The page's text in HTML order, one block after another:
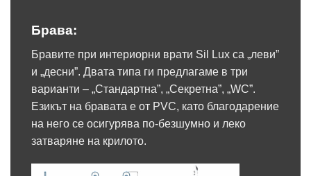
Брава:
Бравите при интериорни врати Sil Lux са „леви”
и „десни”. Двата типа ги предлагаме в три
варианти – „Стандартна”, „Секретна”, „WC”.
Езикът на бравата е от PVC, като благодарение
на него се осигурява по-безшумно и леко
затваряне на крилото.